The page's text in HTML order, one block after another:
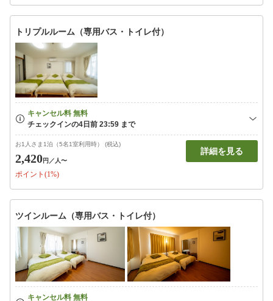
トリプルルーム（専用バス・トイレ付）
お1人さま1泊（5名1室利用時） (税込)
2,420円 ／人〜
ポイント(1%)
詳細を見る
ツインルーム（専用バス・トイレ付）